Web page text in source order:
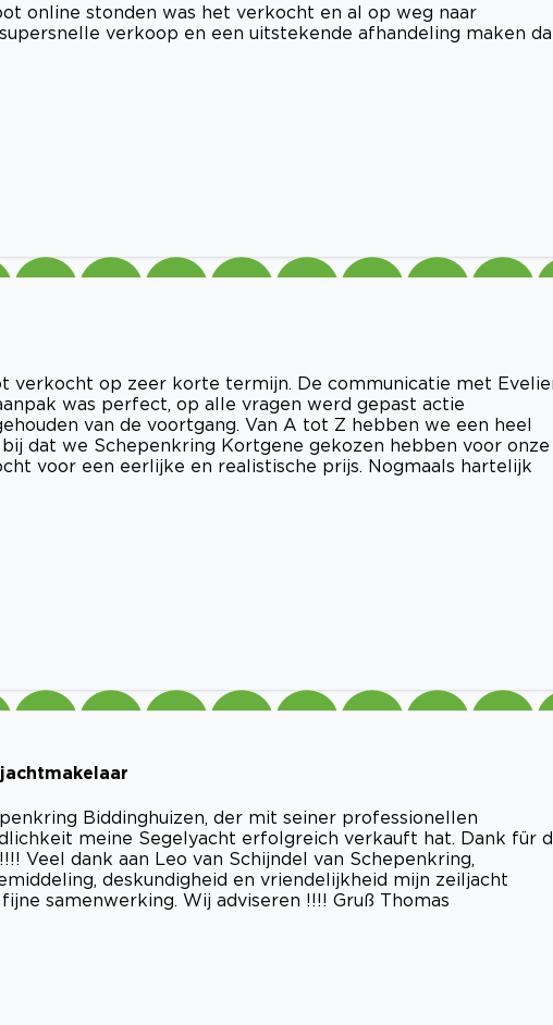
online stonden was het verkocht en al op weg naar
verkoop en een uitstekende afhandeling maken
verkocht op zeer korte termijn. De communicatie met
was perfect, op alle vragen werd gepast actie
van de voortgang. Van A tot Z hebben we een heel
dat we Schepenkring Kortgene gekozen hebben voor onze
voor een eerlijke en realistische prijs. Nogmaals hartelijk
Biddinghuizen, der mit seiner professionellen
meine Segelyacht erfolgreich verkauft hat. Dank für
Veel dank aan Leo van Schijndel van Schepenkring,
deskundigheid en vriendelijkheid mijn zeiljacht
samenwerking. Wij adviseren !!!! Gruß Thomas